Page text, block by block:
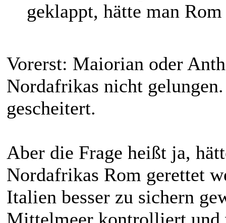
geklappt, hätte man
Vorerst: Maiorian oder
Nordafrikas nicht
gescheitert.
Aber die Frage heißt ja,
Nordafrikas Rom gerettet
Italien besser zu sichern